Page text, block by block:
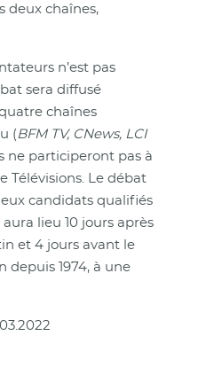
deux chaînes,
n’est pas
sera diffusé
chaînes
( BFM TV, CNews, LCI
ne participeront pas à
Télévisions. Le débat
candidats qualifiés
lieu 10 jours après
et 4 jours avant le
depuis 1974, à une